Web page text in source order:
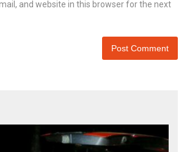
and website in this browser for the next